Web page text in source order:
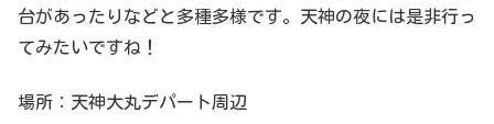
台があったりなどと多種多様です。天神の夜には是非行っ
てみたいですね！
場所：天神大丸デパート周辺